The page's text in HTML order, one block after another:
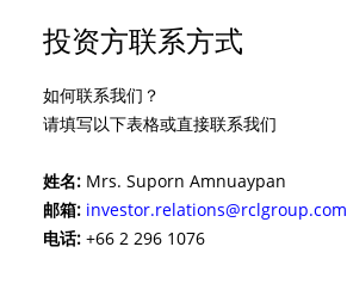
投资方联系方式
如何联系我们？
请填写以下表格或直接联系我们
姓名: Mrs. Suporn Amnuaypan
邮箱: investor.relations@rclgroup.com
电话: +66 2 296 1076